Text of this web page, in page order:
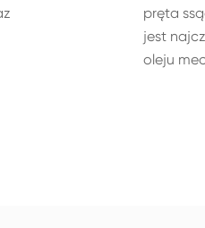
pręta
jest
oleju